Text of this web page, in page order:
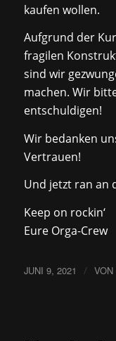
kaufen wollen.
Aufgrund der
fragilen
sind wir
machen. Wir
entschuldigen!
Wir bedanken
Vertrauen!
Und jetzt ran an
Keep on rockin‘
Eure Orga-Crew
JUNI 9, 2021 / VON